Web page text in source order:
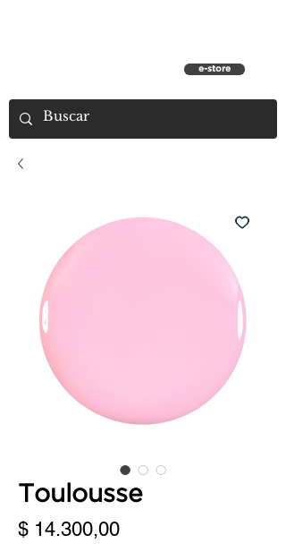
e-store
Toulousse
$ 14.300,00Precio